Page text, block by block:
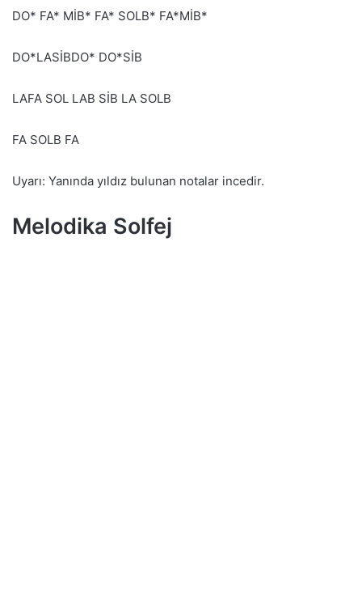
DO* FA* MİB* FA* SOLB* FA*MİB*
DO*LASİBDO* DO*SİB
LAFA SOL LAB SİB LA SOLB
FA SOLB FA
Uyarı: Yanında yıldız bulunan notalar incedir.
Melodika Solfej